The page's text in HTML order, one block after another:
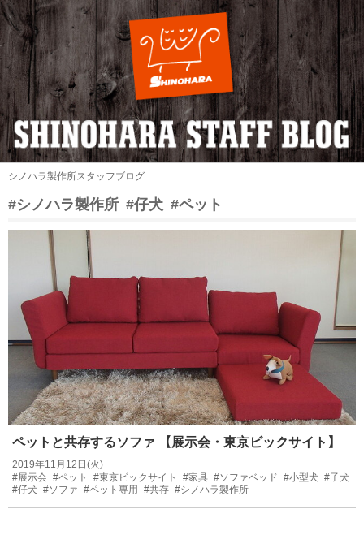
シノハラ製作所スタッフブログ
#シノハラ製作所 #仔犬 #ペット
ペットと共存するソファ 【展示会・東京ビックサイト】
2019年11月12日(火)
#展示会 #ペット #東京ビックサイト #家具 #ソファベッド #小型犬 #子犬
#仔犬 #ソファ #ペット専用 #共存 #シノハラ製作所